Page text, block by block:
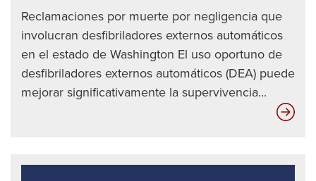
Reclamaciones por muerte por negligencia que
involucran desfibriladores externos automáticos
en el estado de Washington El uso oportuno de
desfibriladores externos automáticos (DEA) puede
mejorar significativamente la supervivencia...
al